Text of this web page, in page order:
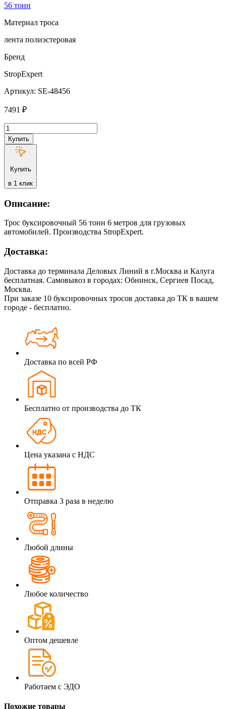
56 тонн
Материал троса
лента полиэстеровая
Бренд
StropExpert
Артикул: SE-48456
7491 ₽
Количество
товара
Трос
буксировочный
56т
м
для
грузовых
Купить
Купить
в 1 клик
Описание:
Трос буксировочный 56 тонн 6 метров для грузовых
автомобилей. Производства StropExpert.
Доставка:
Доставка до терминала Деловых Линий в г.Москва и Калуга
бесплатная. Самовывоз в городах: Обнинск, Сергиев Посад,
Москва.
При заказе 10 буксировочных тросов доставка до ТК в вашем
городе - бесплатно.
Доставка по всей РФ
Бесплатно от производства до ТК
Цена указана с НДС
Отправка 3 раза в неделю
Любой длины
Любое количество
Оптом дешевле
Работаем с ЭДО
Похожие товары